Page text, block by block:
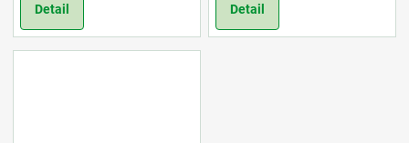
Detail Detail